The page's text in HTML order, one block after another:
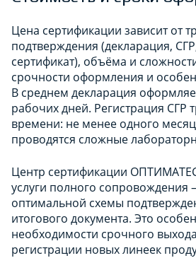
Цена сертификации зависит от
подтверждения (декларация,
сертификат), объёма и
срочности оформления и
В среднем декларация
рабочих дней. Регистрация СГР
времени: не менее одного
проводятся сложные
Центр сертификации
услуги полного сопровождения
оптимальной схемы
итогового документа. Это
необходимости срочного
регистрации новых линеек